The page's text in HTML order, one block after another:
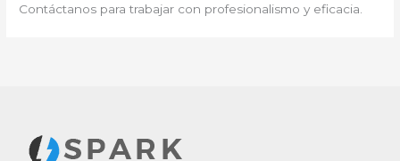
Contáctanos para trabajar con profesionalismo y eficacia.